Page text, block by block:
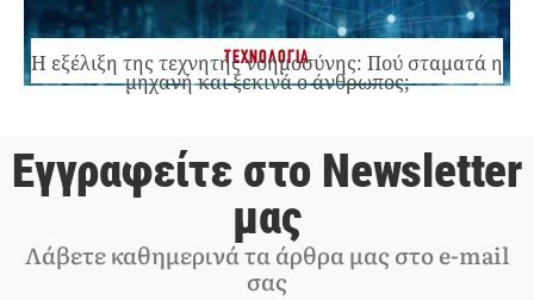
ΤΕΧΝΟΛΟΓΙΑ
Η εξέλιξη της τεχνητής νοημοσύνης: Πού σταματά η
μηχανή και ξεκινά ο άνθρωπος;
Εγγραφείτε στο Newsletter
μας
Λάβετε καθημερινά τα άρθρα μας στο e-mail
σας